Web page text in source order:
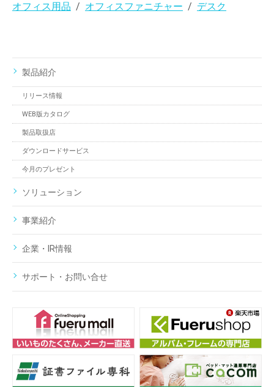
オフィス用品 オフィスファニチャー デスク
製品紹介
リリース情報
WEB版カタログ
製品取扱店
ダウンロードサービス
今月のプレゼント
ソリューション
事業紹介
企業・IR情報
サポート・お問い合せ